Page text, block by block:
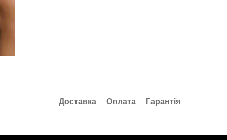
Доставка Оплата Гарантія